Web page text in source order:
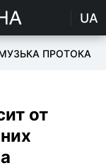
UA
ПРОТОКА
от